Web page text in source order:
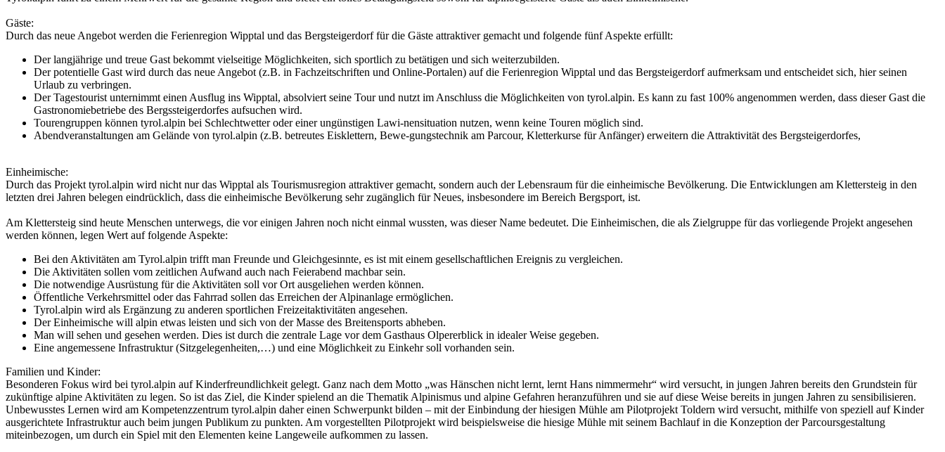
Gäste:
Durch das neue Angebot werden die Ferienregion Wipptal und das Bergsteigerdorf für die Gäste attraktiver gemacht und folgende fünf Aspekte erfüllt:
Der langjährige und treue Gast bekommt vielseitige Möglichkeiten, sich sportlich zu betätigen und sich weiterzubilden.
Der potentielle Gast wird durch das neue Angebot (z.B. in Fachzeitschriften und Online-Portalen) auf die Ferienregion Wipptal und das Bergsteigerdorf aufmerksam und entscheidet sich, hier seinen
Urlaub zu verbringen.
Der Tagestourist unternimmt einen Ausflug ins Wipptal, absolviert seine Tour und nutzt im Anschluss die Möglichkeiten von tyrol.alpin. Es kann zu fast 100% angenommen werden, dass dieser Gast die
Gastronomiebetriebe des Bergssteigerdorfes aufsuchen wird.
Tourengruppen können tyrol.alpin bei Schlechtwetter oder einer ungünstigen Lawi-nensituation nutzen, wenn keine Touren möglich sind.
Abendveranstaltungen am Gelände von tyrol.alpin (z.B. betreutes Eisklettern, Bewe-gungstechnik am Parcour, Kletterkurse für Anfänger) erweitern die Attraktivität des Bergsteigerdorfes,
Einheimische:
Durch das Projekt tyrol.alpin wird nicht nur das Wipptal als Tourismusregion attraktiver gemacht, sondern auch der Lebensraum für die einheimische Bevölkerung. Die Entwicklungen am Klettersteig in den
letzten drei Jahren belegen eindrücklich, dass die einheimische Bevölkerung sehr zugänglich für Neues, insbesondere im Bereich Bergsport, ist.
Am Klettersteig sind heute Menschen unterwegs, die vor einigen Jahren noch nicht einmal wussten, was dieser Name bedeutet. Die Einheimischen, die als Zielgruppe für das vorliegende Projekt angesehen
werden können, legen Wert auf folgende Aspekte:
Bei den Aktivitäten am Tyrol.alpin trifft man Freunde und Gleichgesinnte, es ist mit einem gesellschaftlichen Ereignis zu vergleichen.
Die Aktivitäten sollen vom zeitlichen Aufwand auch nach Feierabend machbar sein.
Die notwendige Ausrüstung für die Aktivitäten soll vor Ort ausgeliehen werden können.
Öffentliche Verkehrsmittel oder das Fahrrad sollen das Erreichen der Alpinanlage ermöglichen.
Tyrol.alpin wird als Ergänzung zu anderen sportlichen Freizeitaktivitäten angesehen.
Der Einheimische will alpin etwas leisten und sich von der Masse des Breitensports abheben.
Man will sehen und gesehen werden. Dies ist durch die zentrale Lage vor dem Gasthaus Olpererblick in idealer Weise gegeben.
Eine angemessene Infrastruktur (Sitzgelegenheiten,…) und eine Möglichkeit zu Einkehr soll vorhanden sein.
Familien und Kinder:
Besonderen Fokus wird bei tyrol.alpin auf Kinderfreundlichkeit gelegt. Ganz nach dem Motto „was Hänschen nicht lernt, lernt Hans nimmermehr“ wird versucht, in jungen Jahren bereits den Grundstein für
zukünftige alpine Aktivitäten zu legen. So ist das Ziel, die Kinder spielend an die Thematik Alpinismus und alpine Gefahren heranzuführen und sie auf diese Weise bereits in jungen Jahren zu sensibilisieren.
Unbewusstes Lernen wird am Kompetenzzentrum tyrol.alpin daher einen Schwerpunkt bilden – mit der Einbindung der hiesigen Mühle am Pilotprojekt Toldern wird versucht, mithilfe von speziell auf Kinder
ausgerichtete Infrastruktur auch beim jungen Publikum zu punkten. Am vorgestellten Pilotprojekt wird beispielsweise die hiesige Mühle mit seinem Bachlauf in die Konzeption der Parcoursgestaltung
miteinbezogen, um durch ein Spiel mit den Elementen keine Langeweile aufkommen zu lassen.